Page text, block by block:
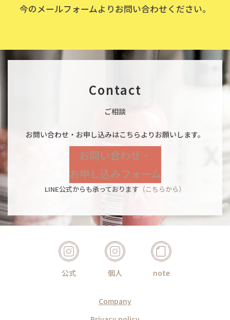
今のメールフォームよりお問い合わせください。
Contact
ご相談
お問い合わせ・お申し込みはこちらよりお願いします。
お問い合わせ・
お申し込みフォーム
LINE公式からも承っております （こちらから）
公式 個人 note
Company